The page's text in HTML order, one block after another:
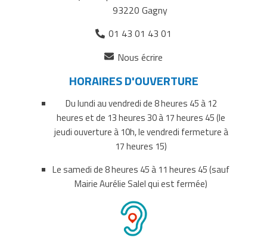
Facebook
Twittercourriel
93220 Gagny
01 43 01 43 01
Nous écrire
un
nouvel
onglet)
HORAIRES D'OUVERTURE
Du lundi au vendredi de 8 heures 45 à 12
heures et de 13 heures 30 à 17 heures 45 (le
jeudi ouverture à 10h, le vendredi fermeture à
17 heures 15)
Le samedi de 8 heures 45 à 11 heures 45 (sauf
Mairie Aurélie Salel qui est fermée)